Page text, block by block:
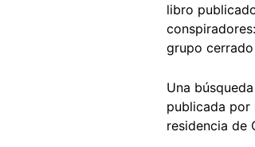
libro
grupo
Una
publicada por
residencia de